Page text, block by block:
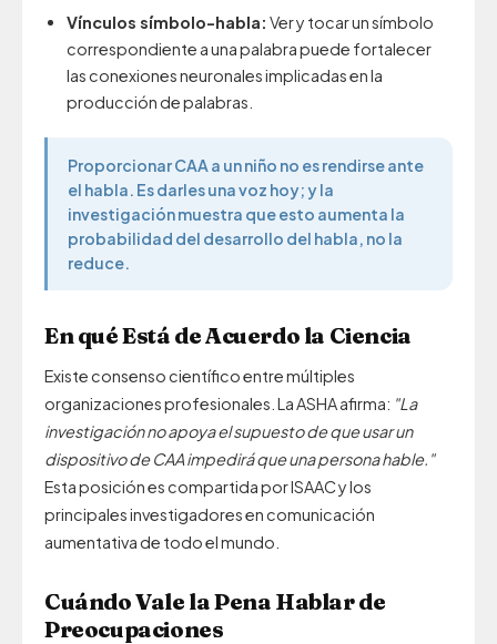
Vínculos símbolo-habla: Ver y tocar un símbolo
correspondiente a una palabra puede fortalecer
las conexiones neuronales implicadas en la
producción de palabras.
Proporcionar CAA a un niño no es rendirse ante
el habla. Es darles una voz hoy; y la
investigación muestra que esto aumenta la
probabilidad del desarrollo del habla, no la
reduce.
En qué Está de Acuerdo la Ciencia
Existe consenso científico entre múltiples
organizaciones profesionales. La ASHA afirma: "La
investigación no apoya el supuesto de que usar un
dispositivo de CAA impedirá que una persona hable."
Esta posición es compartida por ISAAC y los
principales investigadores en comunicación
aumentativa de todo el mundo.
Cuándo Vale la Pena Hablar de
Preocupaciones